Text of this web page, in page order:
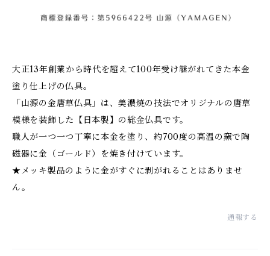
大正13年創業から時代を超えて100年受け継がれてきた本金
塗り仕上げの仏具。
「山源の金唐草仏具」は、美濃焼の技法でオリジナルの唐草
模様を装飾した【日本製】の総金仏具です。
職人が一つ一つ丁寧に本金を塗り、約700度の高温の窯で陶
磁器に金（ゴールド）を焼き付けています。
★メッキ製品のように金がすぐに剥がれることはありませ
ん。
通報する